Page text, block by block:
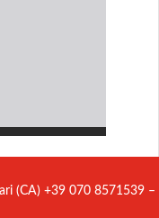
(CA) +39 070 8571539 –